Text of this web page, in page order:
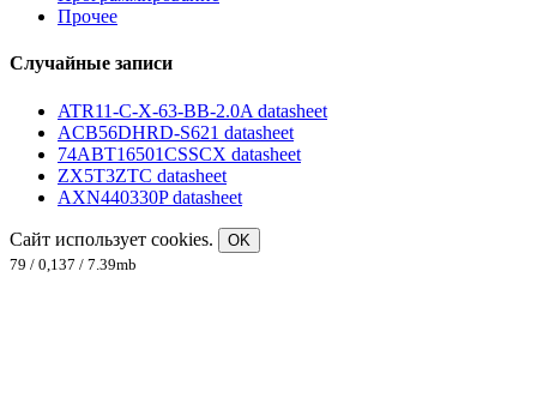
Прочее
Случайные записи
ATR11-C-X-63-BB-2.0A datasheet
ACB56DHRD-S621 datasheet
74ABT16501CSSCX datasheet
ZX5T3ZTC datasheet
AXN440330P datasheet
Сайт использует cookies.
OK
79 / 0,137 / 7.39mb